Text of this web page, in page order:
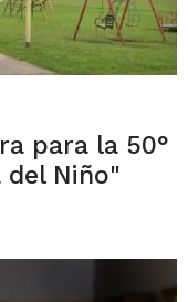
para la 50°
del Niño"